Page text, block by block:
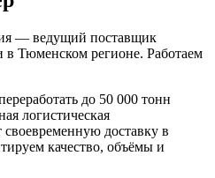
— ведущий поставщик
в Тюменском регионе. Работаем
до 50 000 тонн
логистическая
своевременную доставку в
качество, объёмы и